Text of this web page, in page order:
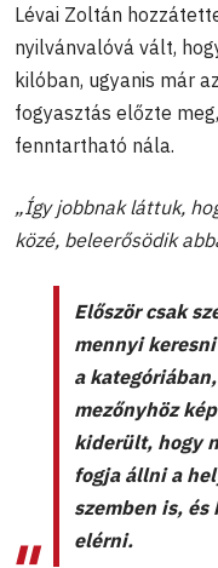
Lévai Zoltán
nyilvánvalóvá vált,
kilóban, ugyanis már
fogyasztás előzte
fenntartható nála.
„Így jobbnak láttuk,
közé, beleerősödik
Először csak
mennyi
a
mezőnyhöz
kiderült, hogy
fogja állni a
szemben is, és
elérni.